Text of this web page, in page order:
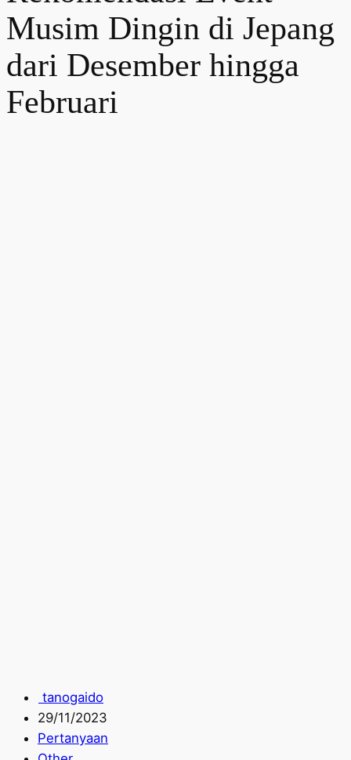
Musim Dingin di Jepang
dari Desember hingga
Februari
tanogaido
29/11/2023
Pertanyaan